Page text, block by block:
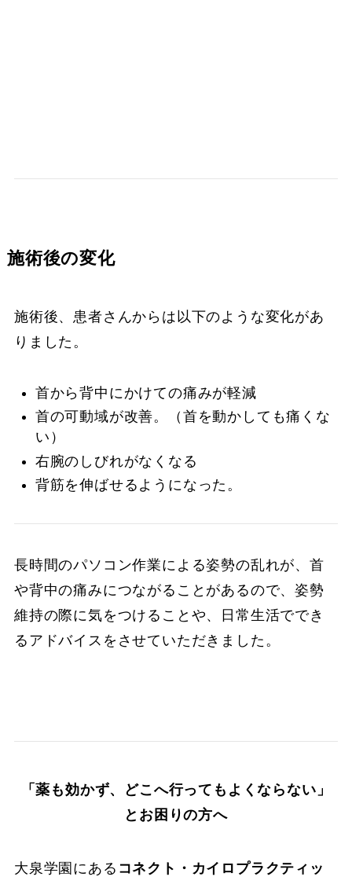
施術後の変化
施術後、患者さんからは以下のような変化があ
りました。
首から背中にかけての痛みが軽減
首の可動域が改善。（首を動かしても痛くな
い）
右腕のしびれがなくなる
背筋を伸ばせるようになった。
長時間のパソコン作業による姿勢の乱れが、首
や背中の痛みにつながることがあるので、姿勢
維持の際に気をつけることや、日常生活ででき
るアドバイスをさせていただきました。
「薬も効かず、どこへ行ってもよくならない」
とお困りの方へ
大泉学園にある コネクト・カイロプラクティッ